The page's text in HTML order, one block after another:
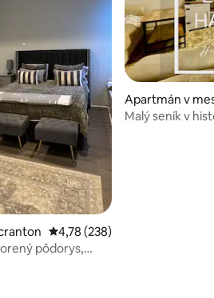
hodnotení: 210
Priemerné ohodnotenie 4,78
4,78 (238)
pôdorys,
Apartmán v
le
Malý seník v